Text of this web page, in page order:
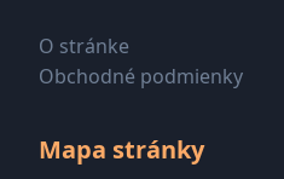
O stránke
Obchodné podmienky
Mapa stránky